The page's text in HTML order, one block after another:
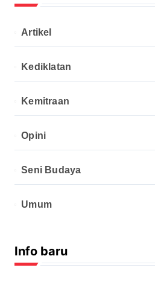
Artikel
Kediklatan
Kemitraan
Opini
Seni Budaya
Umum
Info baru